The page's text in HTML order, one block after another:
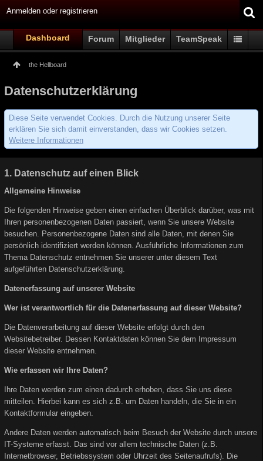
Anmelden oder registrieren
Dashboard Forum Mitglieder TeamSpeak
the Hellboard
Datenschutzerklärung
Diese Seite verwendet Cookies. Durch die Nutzung unserer Seite
erklären Sie sich damit einverstanden, dass wir Cookies setzen.
Weitere Informationen
1. Datenschutz auf einen Blick
Allgemeine Hinweise
Die folgenden Hinweise geben einen einfachen Überblick darüber, was mit
Ihren personenbezogenen Daten passiert, wenn Sie unsere Website
besuchen. Personenbezogene Daten sind alle Daten, mit denen Sie
persönlich identifiziert werden können. Ausführliche Informationen zum
Thema Datenschutz entnehmen Sie unserer unter diesem Text
aufgeführten Datenschutzerklärung.
Datenerfassung auf unserer Website
Wer ist verantwortlich für die Datenerfassung auf dieser Website?
Die Datenverarbeitung auf dieser Website erfolgt durch den
Websitebetreiber. Dessen Kontaktdaten können Sie dem Impressum
dieser Website entnehmen.
Wie erfassen wir Ihre Daten?
Ihre Daten werden zum einen dadurch erhoben, dass Sie uns diese
mitteilen. Hierbei kann es sich z.B. um Daten handeln, die Sie in ein
Kontaktformular eingeben.
Andere Daten werden automatisch beim Besuch der Website durch unsere
IT-Systeme erfasst. Das sind vor allem technische Daten (z.B.
Internetbrowser, Betriebssystem oder Uhrzeit des Seitenaufrufs). Die